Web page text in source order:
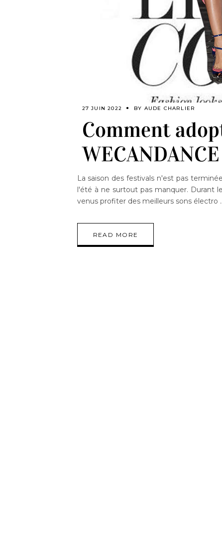
27 JUIN 2022 BY AUDE CHARLIER
Comment
La saison des festivals n'est pas
l'été à ne surtout pas manquer. Durant
venus profiter des meilleurs sons électro
READ MORE